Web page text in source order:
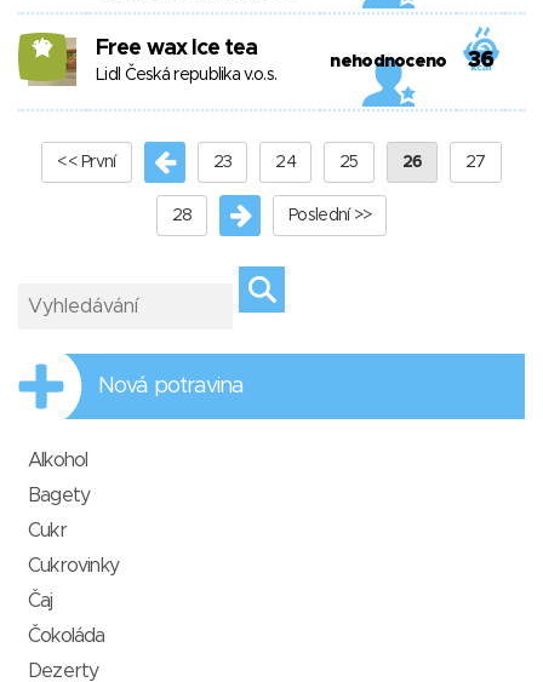
10 Free wax Ice tea
Lidl Česká republika v.o.s.
nehodnoceno 36
<< První 23 24 25 26 27
28 Poslední >>
Nová potravina
Alkohol
Bagety
Cukr
Cukrovinky
Čaj
Čokoláda
Dezerty